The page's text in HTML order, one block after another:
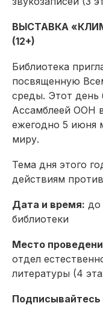
ВЫСТАВКА
(12+)
Библиотека
посвященную
среды. Этот день
Ассамблеей ООН
ежегодно 5 июня
миру.
Тема дня этого
действиям
Дата и время: до
библиотеки
Место
отдел
литературы (4
Подписывайтесь